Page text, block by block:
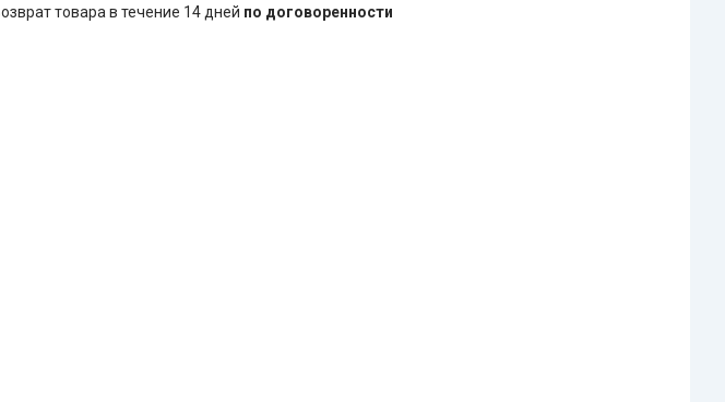
возврат товара в течение 14 дней по договоренности